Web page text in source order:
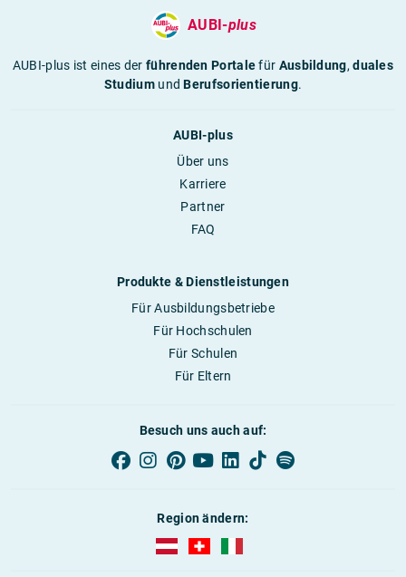
AUBI-plus
AUBI-plus ist eines derführenden Portalefür Ausbildung,duales
StudiumundBerufsorientierung.
AUBI-plus
Über uns
Karriere
Partner
FAQ
Produkte & Dienstleistungen
Für Ausbildungsbetriebe
Für Hochschulen
Für Schulen
Für Eltern
Besuch uns auch auf:
Region ändern:
AUBI-plus Österreich (deutsch)